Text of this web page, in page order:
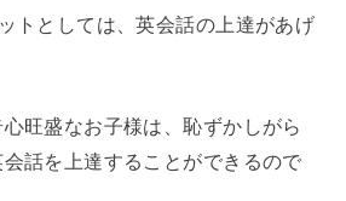
トとしては、英会話の上達があげ
旺盛なお子様は、恥ずかしがら
話を上達することができるので